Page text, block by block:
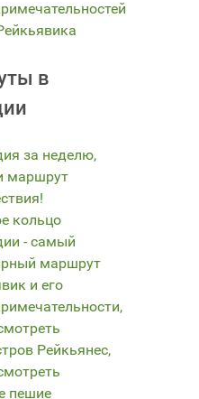
в
за неделю,
маршрут
кольцо
- самый
маршрут
и его
Рейкьянес,
пешие